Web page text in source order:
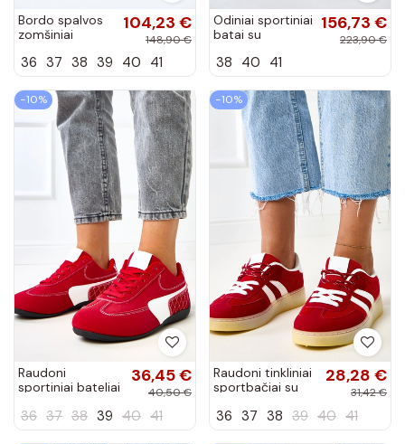
Bordo spalvos
zomšiniai
sportbačiai
Just Dare
SS2D4023
104,23 €
148,90 €
36 37 38 39 40 41
Odiniai sportiniai
batai su
leopardo kailio
3346...
156,73 €
223,90 €
38 40 41
−10%
Raudoni
sportiniai bateliai
Manaar
36,45 €
40,50 €
36 37 38 39 40 41
−10%
Raudoni tinkliniai
sportbačiai su
Weka
28,28 €
31,42 €
36 37 38 39 40 41